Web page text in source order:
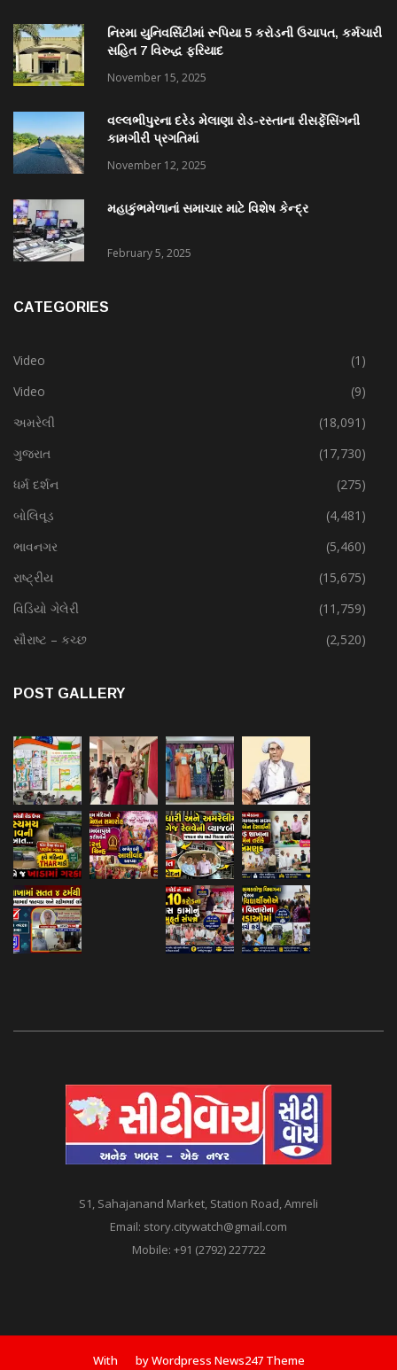
નિરમા યુનિવર્સિટીમાં રૂપિયા 5 કરોડની ઉચાપત, કર્મચારી
સહિત 7 વિરુદ્ધ ફરિયાદ
November 15, 2025
વલ્લભીપુરના દરેડ મેલાણા રોડ-રસ્તાના રીસર્ફેસિંગની
કામગીરી પ્રગતિમાં
November 12, 2025
મહાકુંભમેળાનાં સમાચાર માટે વિશેષ કેન્દ્ર
February 5, 2025
CATEGORIES
Video
(1)
Video
(9)
અમરેલી
(18,091)
ગુજરાત
(17,730)
ધર્મ દર્શન
(275)
બોલિવૂડ
(4,481)
ભાવનગર
(5,460)
રાષ્ટ્રીય
(15,675)
વિડિયો ગેલેરી
(11,759)
સૌરાષ્ટ – કચ્છ
(2,520)
POST GALLERY
S1, Sahajanand Market, Station Road, Amreli
Email: story.citywatch@gmail.com
Mobile: +91 (2792) 227722
With by Wordpress News247 Theme